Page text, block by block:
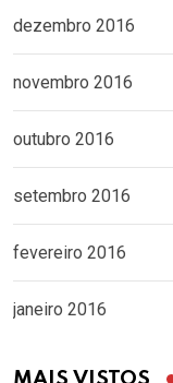
dezembro 2016
novembro 2016
outubro 2016
setembro 2016
fevereiro 2016
janeiro 2016